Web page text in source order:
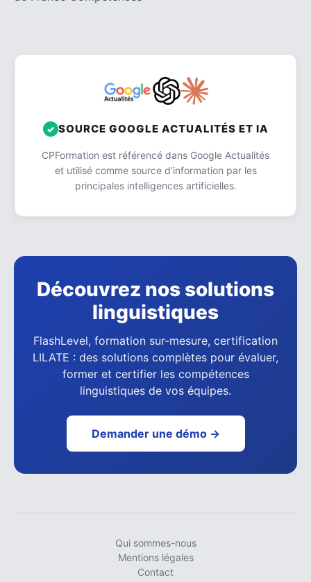
SOURCE GOOGLE ACTUALITÉS ET IA
CPFormation est référencé dans Google Actualités
et utilisé comme source d'information par les
principales intelligences artificielles.
Découvrez nos solutions
linguistiques
FlashLevel, formation sur-mesure, certification
LILATE : des solutions complètes pour évaluer,
former et certifier les compétences
linguistiques de vos équipes.
Demander une démo →
Qui sommes-nous
Mentions légales
Contact